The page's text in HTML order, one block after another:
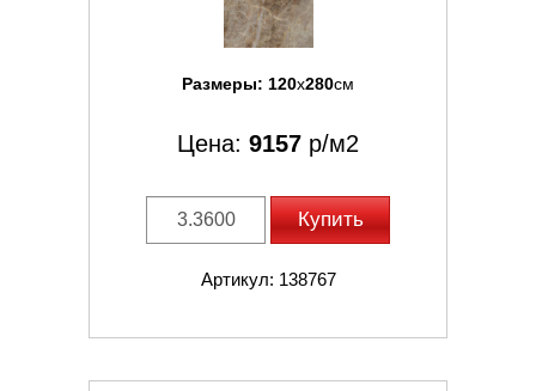
Размеры: 120x280см
Цена: 9157 р/м2
Купить
Артикул: 138767